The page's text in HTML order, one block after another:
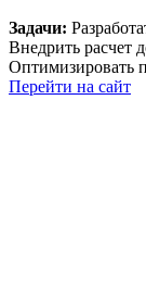
Задачи:
Внедрить расчет
Оптимизировать
Перейти на сайт